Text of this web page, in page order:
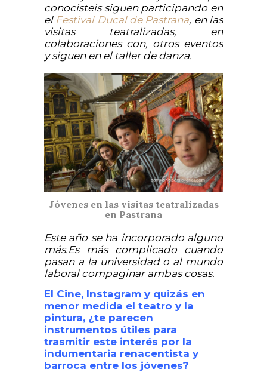
conocisteis siguen participando en
el Festival Ducal de Pastrana, en las
visitas teatralizadas, en
colaboraciones con, otros eventos
y siguen en el taller de danza.
Jóvenes en las visitas teatralizadas
en Pastrana
Este año se ha incorporado alguno
más.Es más complicado cuando
pasan a la universidad o al mundo
laboral compaginar ambas cosas.
El Cine, Instagram y quizás en
menor medida el teatro y la
pintura, ¿te parecen
instrumentos útiles para
trasmitir este interés por la
indumentaria renacentista y
barroca entre los jóvenes?